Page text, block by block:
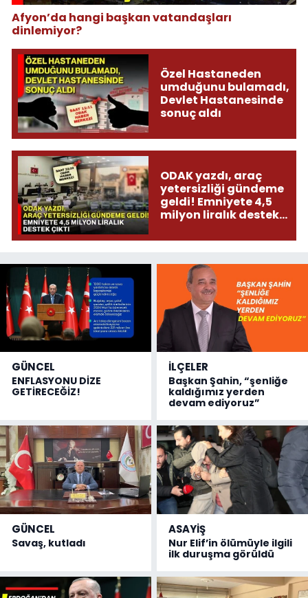
Afyon’da hangi başkan vatandaşları
dinlemiyor?
Özel Hastaneden
umduğunu bulamadı,
Devlet Hastanesinde
sonuç aldı
ODAK yazdı, araç
yetersizliği gündeme
geldi! Emniyete 4,5
milyon liralık destek
GÜNCEL
ENFLASYONU DİZE
GETİRECEĞİZ!
İLÇELER
Başkan Şahin, “şenliğe
kaldığımız yerden
devam ediyoruz”
GÜNCEL
Savaş, kutladı
ASAYİŞ
Nur Elif’in ölümüyle ilgili
ilk duruşma görüldü